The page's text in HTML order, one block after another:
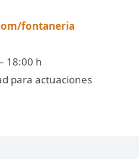
fontaneria
18:00 h
para actuaciones